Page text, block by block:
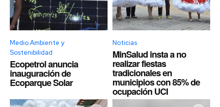
Medio Ambiente y
Sostenibilidad
Ecopetrol anuncia
inauguración de
Ecoparque Solar
Noticias
MinSalud insta a no
realizar fiestas
tradicionales en
municipios con 85% de
ocupación UCI